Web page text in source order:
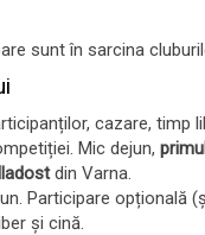
sunt în sarcina
cazare, timp
Mic dejun,
din Varna.
Participare opțională
și cină.